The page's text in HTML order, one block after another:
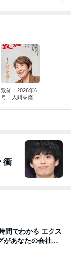
致知 2026年6
号 人間を磨
衝
間でわかる エクス
があなたの会社を